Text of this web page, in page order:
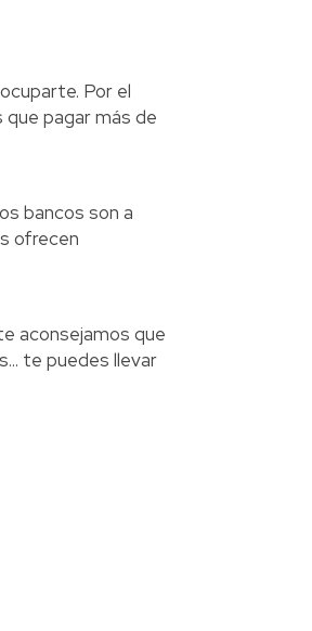
Por el
pagar más de
bancos son a
ofrecen
aconsejamos que
te puedes llevar